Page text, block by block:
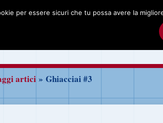
artici Ghiacciai #3
per essere sicuri che tu possa avere la